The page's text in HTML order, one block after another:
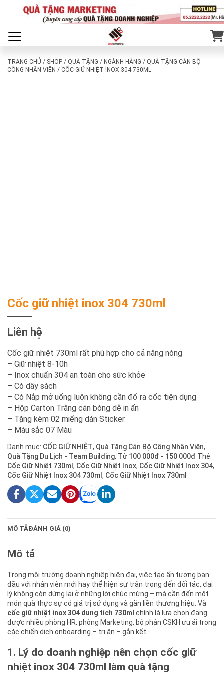
TRANG CHỦ / SHOP / QUÀ TẶNG / NGÀNH HÀNG / QUÀ TẶNG CÁN BỘ
CÔNG NHÂN VIÊN / CỐC GIỮ NHIỆT INOX 304 730ML
Cốc giữ nhiệt inox 304 730ml
Liên hệ
Cốc giữ nhiệt 730ml rất phù hợp cho cả nắng nóng
– Giữ nhiệt 8-10h
– Inox chuẩn 304 an toàn cho sức khỏe
– Có dây sách
– Có Nắp mở uống luôn không cần đổ ra cốc tiện dụng
– Hộp Carton Trắng cán bóng dễ in ấn
– Tặng kèm 02 miếng dán Sticker
– Màu sắc 07 Màu
Danh mục: CỐC GIỮ NHIỆT, Quà Tặng Cán Bộ Công Nhân Viên,
Quà Tặng Du Lịch - Team Building, Từ 100 000đ - 150 000đ Thẻ:
Cốc Giữ Nhiệt 730ml , Cốc Giữ Nhiệt Inox, Cốc Giữ Nhiệt Inox 304,
Cốc Giữ Nhiệt Inox 304 730ml , Cốc Giữ Nhiệt Inox 730ml
MÔ TẢĐÁNH GIÁ (0)
Mô tả
Trong môi trường doanh nghiệp hiện đại, việc tạo ấn tượng ban
đầu với nhân viên mới hay thể hiện sự trân trọng đến đối tác, đại
lý không còn dừng lại ở những lời chúc mừng – mà cần đến một
món quà thực sự có giá trị sử dụng và gắn liền thương hiệu. Và
cốc giữ nhiệt inox 304 dung tích 730ml chính là lựa chọn đang
được nhiều phòng HR, phòng Marketing, bộ phận CSKH ưu ái trong
các chiến dịch onboarding – tri ân – gắn kết.
1. Lý do doanh nghiệp nên chọn cốc giữ
nhiệt inox 304 730ml làm quà tặng